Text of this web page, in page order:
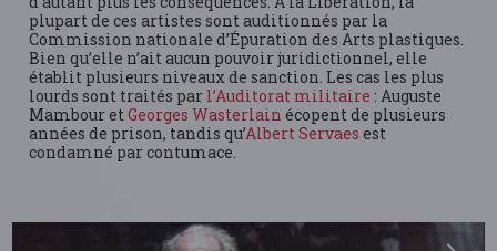
plupart de ces artistes sont auditionnés par la
Commission nationale d’Épuration des Arts plastiques.
Bien qu’elle n’ait aucun pouvoir juridictionnel, elle
établit plusieurs niveaux de sanction. Les cas les plus
lourds sont traités par l’Auditorat militaire : Auguste
Mambour etGeorges Wasterlain écopent de plusieurs
années de prison, tandis qu’Albert Servaes est
condamné par contumace.